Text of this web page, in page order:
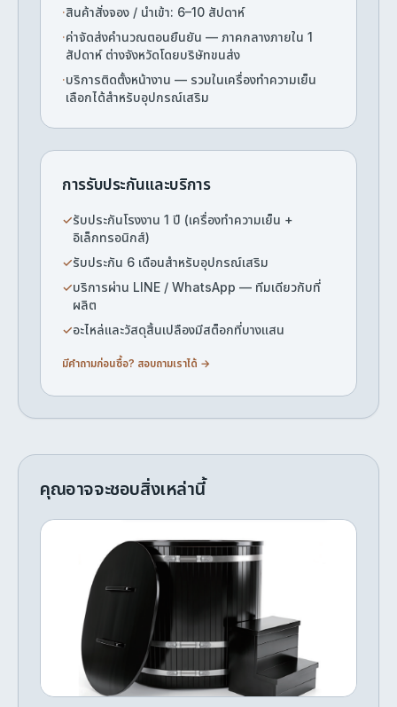
·สินค้าสั่งจอง / นำเข้า: 6–10 สัปดาห์
·ค่าจัดส่งคำนวณตอนยืนยัน — ภาคกลางภายใน 1
สัปดาห์ ต่างจังหวัดโดยบริษัทขนส่ง
·บริการติดตั้งหน้างาน — รวมในเครื่องทำความเย็น
เลือกได้สำหรับอุปกรณ์เสริม
การรับประกันและบริการ
✓รับประกันโรงงาน 1 ปี (เครื่องทำความเย็น +
อิเล็กทรอนิกส์)
✓รับประกัน 6 เดือนสำหรับอุปกรณ์เสริม
✓บริการผ่าน LINE / WhatsApp — ทีมเดียวกับที่
ผลิต
✓อะไหล่และวัสดุสิ้นเปลืองมีสต็อกที่บางแสน
มีคำถามก่อนซื้อ? สอบถามเราได้ →
คุณอาจจะชอบสิ่งเหล่านี้
อ่างน้ำแข็งทรงถังไม้สีดำ พร้อมฝาปิดและ
This striking black barrel-style ice bath is
crafted from vertical wood staves with
stainless steel hoops, giving it a classic
Nordic aesthetic. It comes complete with a
fitted oval lid featuring dual handles for
insulation and hygiene between sessions.
฿91,806 ซื้อเลย